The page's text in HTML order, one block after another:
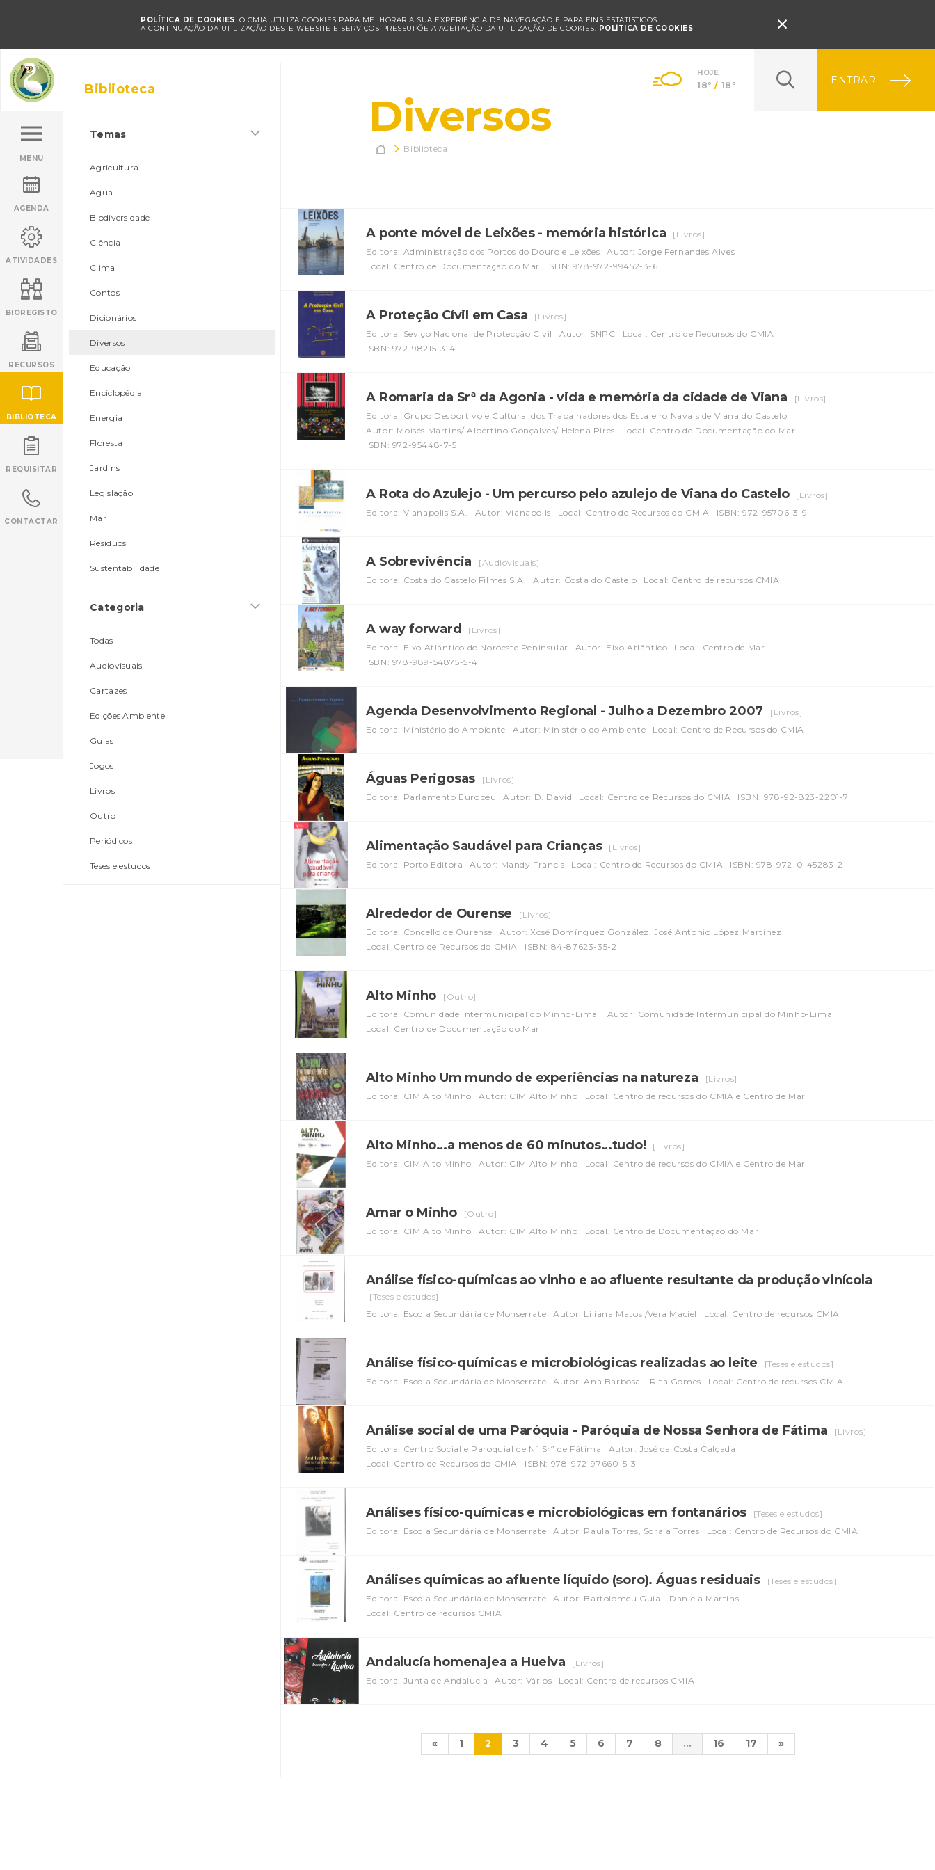
POLÍTICA DE COOKIES. O CMIA UTILIZA COOKIES PARA MELHORAR A SUA EXPERIÊNCIA DE NAVEGAÇÃO E PARA FINS ESTATÍSTICOS.
A CONTINUAÇÃO DA UTILIZAÇÃO DESTE WEBSITE E SERVIÇOS PRESSUPÕE A ACEITAÇÃO DA UTILIZAÇÃO DE COOKIES. POLÍTICA DE COOKIES 
HOJE
18º/ 18º
Pressione Enter
ENTRAR
MENU
AGENDA
ATIVIDADES
BIOREGISTO
RECURSOS
BIBLIOTECA
REQUISITAR
CONTACTAR
Biblioteca
Temas
Agricultura
Água
Biodiversidade
Ciência
Clima
Contos
Dicionários
Diversos
Educação
Enciclopédia
Energia
Floresta
Jardins
Legislação
Mar
Resíduos
Sustentabilidade
Categoria
Todas
Audiovisuais
Cartazes
Edições Ambiente
Guias
Jogos
Livros
Outro
Periódicos
Teses e estudos
Diversos
 Biblioteca
A ponte móvel de Leixões - memória histórica
[Livros]
Editora: Administração dos Portos do Douro e Leixões
Autor: Jorge Fernandes Alves
Local: Centro de Documentação do Mar
ISBN: 978-972-99452-3-6
A Proteção Cívil em Casa
[Livros]
Editora: Seviço Nacional de Protecção Civil
Autor: SNPC
Local: Centro de Recursos do CMIA
ISBN: 972-98215-3-4
A Romaria da Srª da Agonia - vida e memória da cidade de Viana
[Livros]
Editora: Grupo Desportivo e Cultural dos Trabalhadores dos Estaleiro Navais de Viana do Castelo
Autor: Moisés Martins/ Albertino Gonçalves/ Helena Pires
Local: Centro de Documentação do Mar
ISBN: 972-95448-7-5
A Rota do Azulejo - Um percurso pelo azulejo de Viana do Castelo
[Livros]
Editora: Vianapolis S.A.
Autor: Vianapolis Local: Centro de Recursos do CMIA ISBN: 972-95706-3-9
A Sobrevivência
[Audiovisuais]
Editora: Costa do Castelo Filmes S.A.
Autor: Costa do Castelo Local: Centro de recursos CMIA
A way forward
[Livros]
Editora: Eixo Atlántico do Noroeste Peninsular
Autor: Eixo Atlântico
Local: Centro de Mar
ISBN: 978-989-54875-5-4
Agenda Desenvolvimento Regional - Julho a Dezembro 2007
[Livros]
Editora: Ministério do Ambiente
Autor: Ministério do Ambiente Local: Centro de Recursos do CMIA
Águas Perigosas
[Livros]
Editora: Parlamento Europeu
Autor: D. David Local: Centro de Recursos do CMIA ISBN: 978-92-823-2201-7
Alimentação Saudável para Crianças
[Livros]
Editora: Porto Editora
Autor: Mandy Francis Local: Centro de Recursos do CMIA ISBN: 978-972-0-45283-2
Alrededor de Ourense
[Livros]
Editora: Concello de Ourense
Autor: Xosé Domínguez González, José Antonio López Martínez
Local: Centro de Recursos do CMIA
ISBN: 84-87623-35-2
Alto Minho
[Outro]
Editora: Comunidade Intermunicipal do Minho-Lima
Autor: Comunidade Intermunicipal do Minho-Lima
Local: Centro de Documentação do Mar
Alto Minho Um mundo de experiências na natureza
[Livros]
Editora: CIM Alto Minho
Autor: CIM Alto Minho Local: Centro de recursos do CMIA e Centro de Mar
Alto Minho…a menos de 60 minutos…tudo!
[Livros]
Editora: CIM Alto Minho
Autor: CIM Alto Minho Local: Centro de recursos do CMIA e Centro de Mar
Amar o Minho
[Outro]
Editora: CIM Alto Minho
Autor: CIM Alto Minho Local: Centro de Documentação do Mar
Análise físico-químicas ao vinho e ao afluente resultante da produção vinícola
[Teses e estudos]
Editora: Escola Secundária de Monserrate
Autor: Liliana Matos /Vera Maciel Local: Centro de recursos CMIA
Análise físico-químicas e microbiológicas realizadas ao leite
[Teses e estudos]
Editora: Escola Secundária de Monserrate
Autor: Ana Barbosa - Rita Gomes Local: Centro de recursos CMIA
Análise social de uma Paróquia - Paróquia de Nossa Senhora de Fátima
[Livros]
Editora: Centro Social e Paroquial de Nª Srª de Fátima
Autor: José da Costa Calçada
Local: Centro de Recursos do CMIA
ISBN: 978-972-97660-5-3
Análises físico-químicas e microbiológicas em fontanários
[Teses e estudos]
Editora: Escola Secundária de Monserrate
Autor: Paula Torres, Soraia Torres Local: Centro de Recursos do CMIA
Análises químicas ao afluente líquido (soro). Águas residuais
[Teses e estudos]
Editora: Escola Secundária de Monserrate
Autor: Bartolomeu Guia - Daniela Martins
Local: Centro de recursos CMIA
Andalucía homenajea a Huelva
[Livros]
Editora: Junta de Andalucia
Autor: Vários Local: Centro de recursos CMIA
« 1 2 3 4 5 6 7 8 ... 16 17 »